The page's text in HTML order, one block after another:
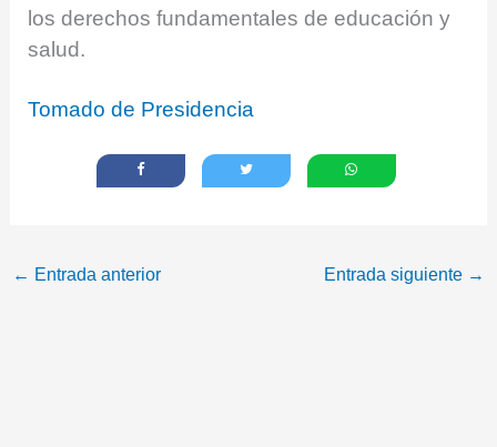
los derechos fundamentales de educación y
salud.
Tomado de Presidencia
← Entrada anterior Entrada siguiente →